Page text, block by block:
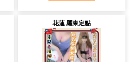
花蓮 羅東定點